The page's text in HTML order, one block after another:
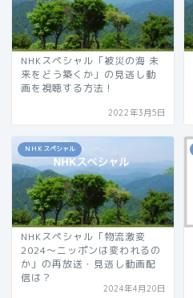
NHKスペシャル「被災の海 未
来をどう築くか」の見逃し動
画を視聴する方法！
2022年3月5日
ＮＨＫスペシャル
NHKスペシャル「物流激変
2024〜ニッポンは変われるの
か」の再放送・見逃し動画配
信は？
2024年4月20日